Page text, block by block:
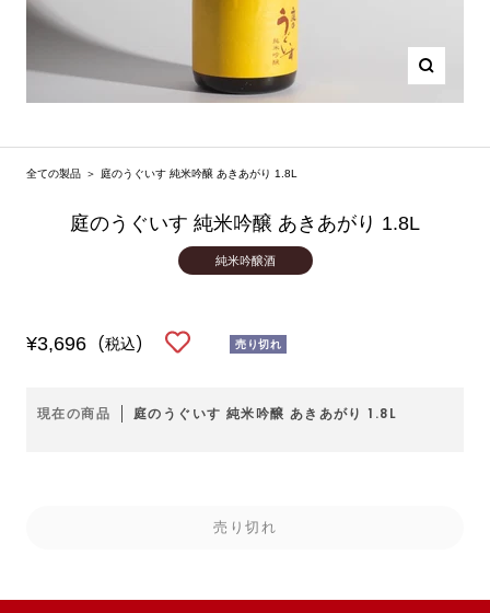
ズ
ー
全ての製品 ＞ 庭のうぐいす 純米吟醸 あきあがり 1.8L
庭のうぐいす 純米吟醸 あきあがり 1.8L
純米吟醸酒
セ
ル
¥3,696 (税込) 売り切れ
現在の商品 庭のうぐいす 純米吟醸 あきあがり 1.8L
売り切れ